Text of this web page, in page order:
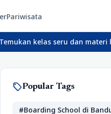
Pariwisata
seru dan materi
sellPopular Tags
#Boarding School di